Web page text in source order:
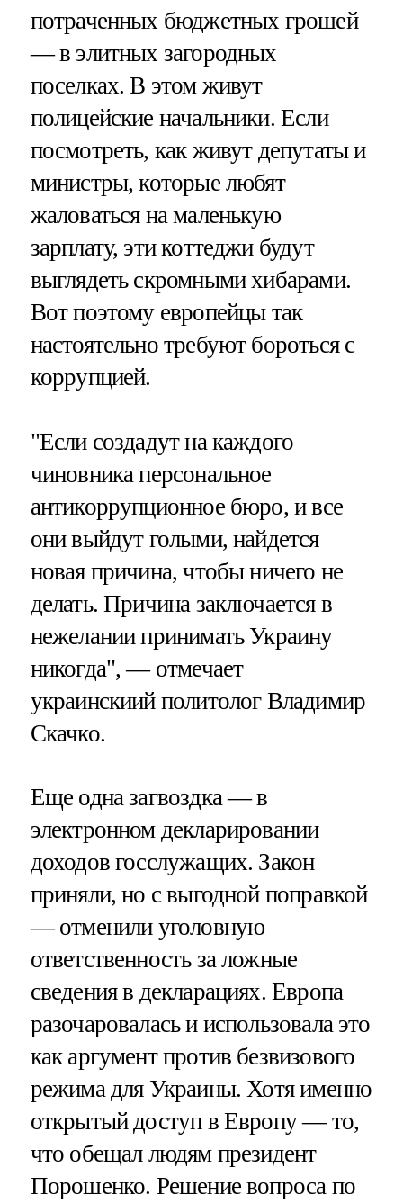
потраченных бюджетных грошей
— в элитных загородных
поселках. В этом живут
полицейские начальники. Если
посмотреть, как живут депутаты и
министры, которые любят
жаловаться на маленькую
зарплату, эти коттеджи будут
выглядеть скромными хибарами.
Вот поэтому европейцы так
настоятельно требуют бороться с
коррупцией.
"Если создадут на каждого
чиновника персональное
антикоррупционное бюро, и все
они выйдут голыми, найдется
новая причина, чтобы ничего не
делать. Причина заключается в
нежелании принимать Украину
никогда", — отмечает
украинскиий политолог Владимир
Скачко.
Еще одна загвоздка — в
электронном декларировании
доходов госслужащих. Закон
приняли, но с выгодной поправкой
— отменили уголовную
ответственность за ложные
сведения в декларациях. Европа
разочаровалась и использовала это
как аргумент против безвизового
режима для Украины. Хотя именно
открытый доступ в Европу — то,
что обещал людям президент
Порошенко. Решение вопроса по